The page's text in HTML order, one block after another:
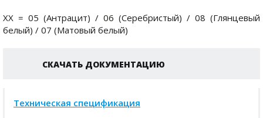
XX = 05 (Антрацит) / 06 (Серебристый) / 08 (Глянцевый
белый) / 07 (Матовый белый)
СКАЧАТЬ ДОКУМЕНТАЦИЮ
Техническая спецификация